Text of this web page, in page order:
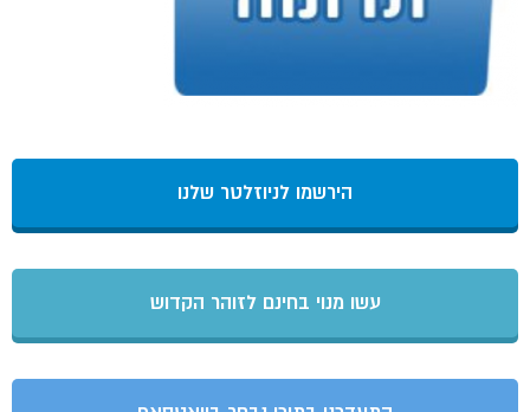
הירשמו לניוזלטר שלנו
עשו מנוי בחינם לזוהר הקדוש